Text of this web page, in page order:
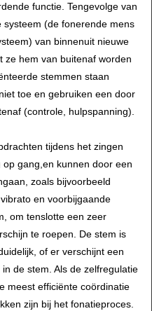
functie. Tengevolge van
(de fonerende mens
van binnenuit nieuwe
ze hem van buitenaf worden
stemmen staan
toe en gebruiken een door
(controle, hulpspanning).
tijdens het zingen
gang,en kunnen door een
zoals bijvoorbeeld
en voorbijgaande
om tenslotte een zeer
te roepen. De stem is
of er verschijnt een
de stem. Als de zelfregulatie
meest efficiënte coördinatie
zijn bij het fonatieproces.